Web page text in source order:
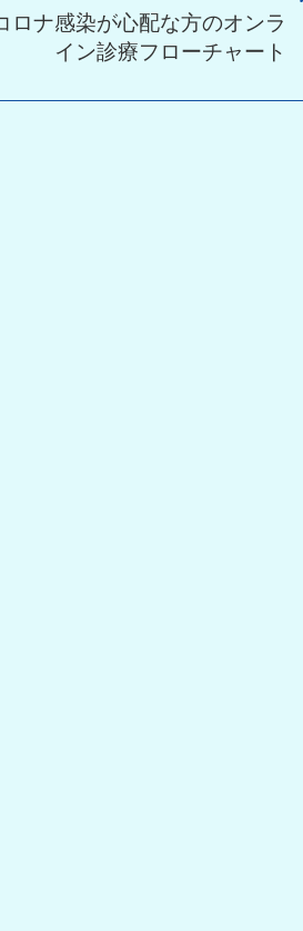
ロナ感染が心配な方のオンラ
イン診療フローチャート